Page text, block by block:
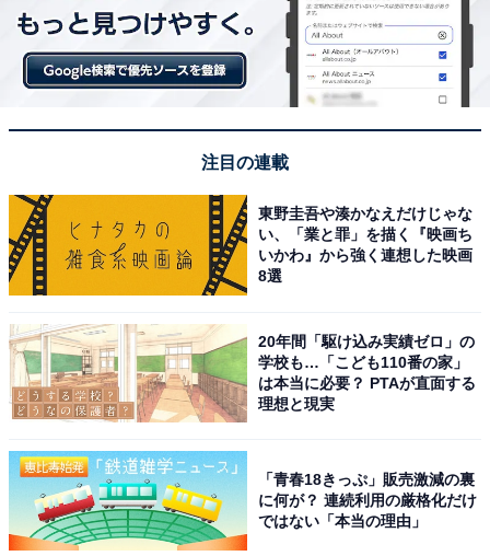
こちらもおすすめ
【ちいかわ】ハチワレたちに泣きながら模試の
結果を打ち明けたちいかわ。まさかの反応に思
1
注目の連載
東野圭吾や湊かなえだけじゃな
い、「業と罪」を描く『映画ち
いかわ』から強く連想した映画
8選
20年間「駆け込み実績ゼロ」の
学校も…「こども110番の家」
は本当に必要？ PTAが直面する
理想と現実
「青春18きっぷ」販売激減の裏
に何が？ 連続利用の厳格化だけ
ではない「本当の理由」